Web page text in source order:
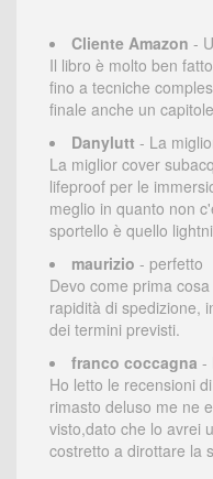
Cliente Amazon -
Il libro è molto ben
fino a tecniche
finale anche un
Danylutt - La
La miglior cover
lifeproof per le
meglio in quanto non
sportello è quello
maurizio - perfetto
Devo come prima
rapidità di spedizione,
dei termini previsti.
franco coccagna -
Ho letto le recensioni
rimasto deluso me ne
visto,dato che lo avrei
costretto a dirottare la